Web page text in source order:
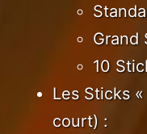
Grand
10
Les Sticks
court) :